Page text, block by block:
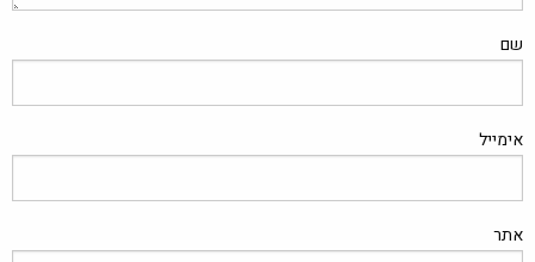
שם
אימייל
אתר